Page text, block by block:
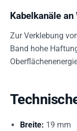
Kabelkanäle an
Zur Verklebung
Band hohe
Breite: 19 mm